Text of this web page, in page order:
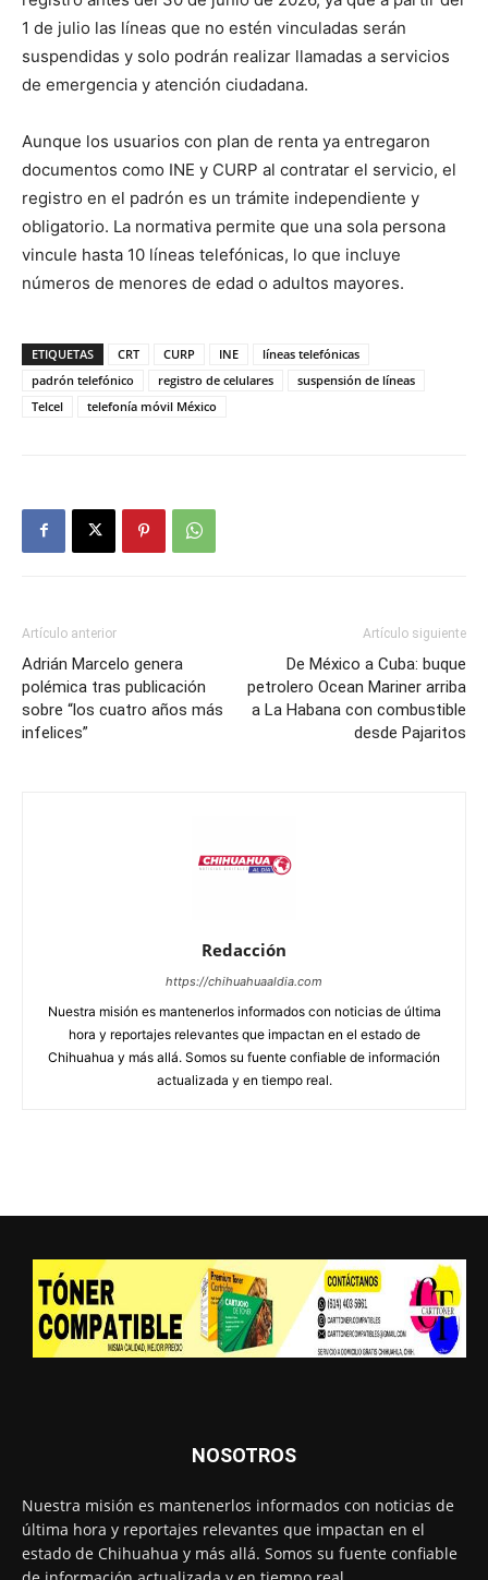
1 de julio las líneas que no estén vinculadas serán
suspendidas y solo podrán realizar llamadas a servicios
de emergencia y atención ciudadana.
Aunque los usuarios con plan de renta ya entregaron
documentos como INE y CURP al contratar el servicio, el
registro en el padrón es un trámite independiente y
obligatorio. La normativa permite que una sola persona
vincule hasta 10 líneas telefónicas, lo que incluye
números de menores de edad o adultos mayores.
ETIQUETAS CRT CURP INE
líneas telefónicas
padrón telefónico
registro de celulares
suspensión de líneas
Telcel
telefonía móvil México
Artículo anterior
Adrián Marcelo genera
polémica tras publicación
sobre “los cuatro años más
infelices”
Artículo siguiente
De México a Cuba: buque
petrolero Ocean Mariner arriba
a La Habana con combustible
desde Pajaritos
Redacción
https://chihuahuaaldia.com
Nuestra misión es mantenerlos informados con noticias de última
hora y reportajes relevantes que impactan en el estado de
Chihuahua y más allá. Somos su fuente confiable de información
actualizada y en tiempo real.
NOSOTROS
Nuestra misión es mantenerlos informados con noticias de
última hora y reportajes relevantes que impactan en el
estado de Chihuahua y más allá. Somos su fuente confiable